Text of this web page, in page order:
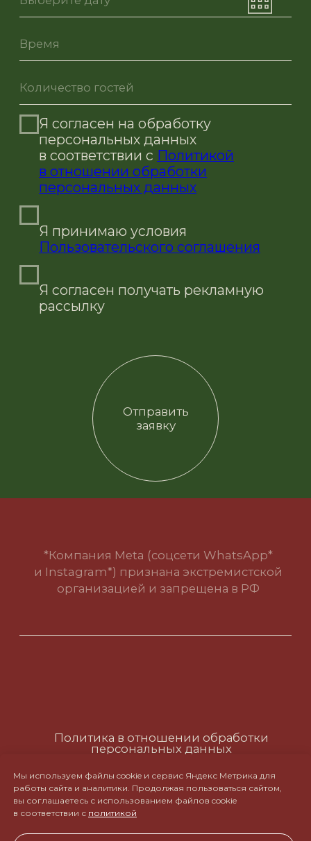
Мы используем файлы cookie и сервис Яндекс Метрика для
работы сайта и аналитики. Продолжая пользоваться сайтом,
вы соглашаетесь с использованием файлов cookie
в соответствии с политикой